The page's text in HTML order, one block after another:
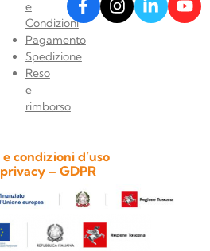
e
Condizioni
Pagamento
Spedizione
Reso
e
rimborso
condizioni d’uso
– GDPR